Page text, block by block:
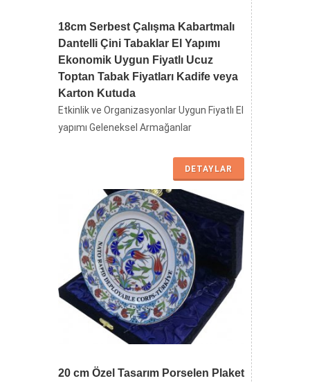
18cm Serbest Çalışma Kabartmalı
Dantelli Çini Tabaklar El Yapımı
Ekonomik Uygun Fiyatlı Ucuz
Toptan Tabak Fiyatları Kadife veya
Karton Kutuda
Etkinlik ve Organizasyonlar Uygun Fiyatlı El
yapımı Geleneksel Armağanlar
DETAYLAR
20 cm Özel Tasarım Porselen Plaket